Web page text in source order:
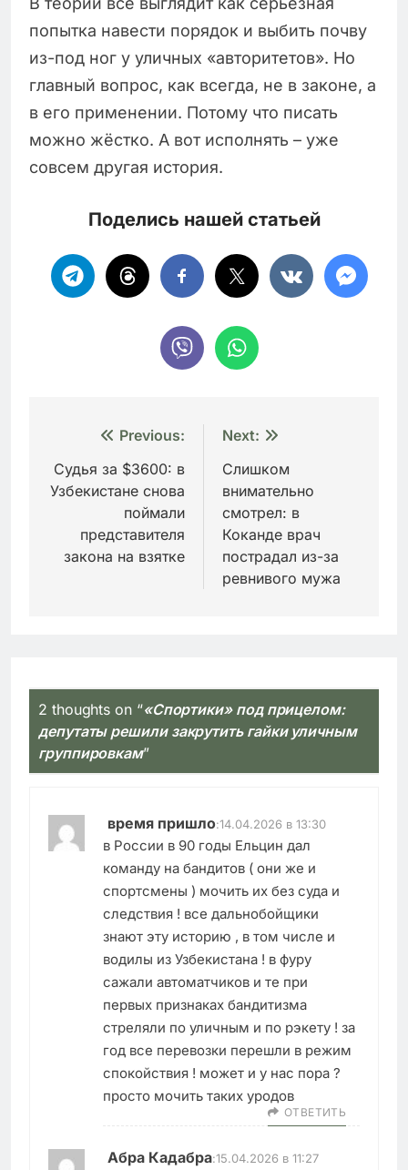
попытка навести порядок и выбить почву
из-под ног у уличных «авторитетов». Но
главный вопрос, как всегда, не в законе, а
в его применении. Потому что писать
можно жёстко. А вот исполнять – уже
совсем другая история.
Поделись нашей статьей
Навигация
по
записям
Previous:
Судья за $3600: в
Узбекистане снова
поймали
представителя
закона на взятке
Next:
Слишком
внимательно
смотрел: в
Коканде врач
пострадал из-за
ревнивого мужа
2 thoughts on “«Спортики» под прицелом:
депутаты решили закрутить гайки уличным
группировкам”
время пришло:14.04.2026 в 13:30
в России в 90 годы Ельцин дал
команду на бандитов ( они же и
спортсмены ) мочить их без суда и
следствия ! все дальнобойщики
знают эту историю , в том числе и
водилы из Узбекистана ! в фуру
сажали автоматчиков и те при
первых признаках бандитизма
стреляли по уличным и по рэкету ! за
год все перевозки перешли в режим
спокойствия ! может и у нас пора ?
просто мочить таких уродов
ОТВЕТИТЬ
Абра Кадабра:15.04.2026 в 11:27